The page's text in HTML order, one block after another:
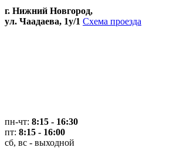
г. Нижний Новгород,
ул. Чаадаева, 1у/1 Схема проезда
пн-чт: 8:15 - 16:30
пт: 8:15 - 16:00
сб, вс - выходной